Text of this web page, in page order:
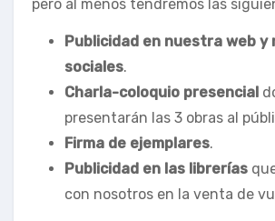
pero al menos tendremos las
Publicidad en nuestra web y
sociales.
Charla-coloquio presencial
presentarán las 3 obras al
Firma de ejemplares.
Publicidad en las librerías
con nosotros en la venta de